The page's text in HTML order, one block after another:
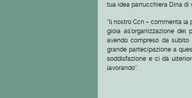
tua idea parrucchiera Dina di
"Il nostro Ccn – commenta la
gioia all'organizzazione del
avendo compreso da
grande partecipazione a
soddisfazione e ci dà
lavorando".